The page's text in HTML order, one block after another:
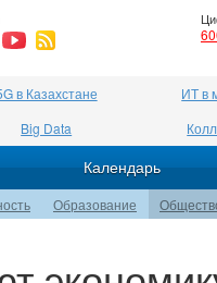
в Казахстане ИТ в
Big Data
Календарь
Образование